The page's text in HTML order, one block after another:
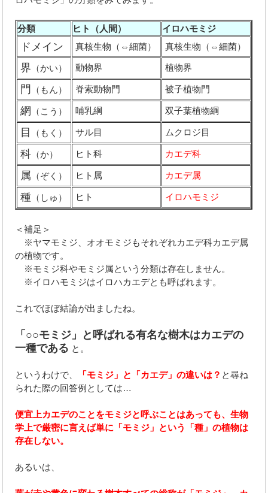
分類 ヒト（人間） イロハモミジ
ドメイン 真核生物（⇔細菌） 真核生物（⇔細菌）
界 （かい） 動物界 植物界
門 （もん） 脊索動物門 被子植物門
網 （こう） 哺乳綱 双子葉植物綱
目 （もく） サル目 ムクロジ目
科 （か） ヒト科 カエデ科
属 （ぞく） ヒト属 カエデ属
種 （しゅ） ヒト イロハモミジ
＜補足＞
※ヤマモミジ、オオモミジもそれぞれカエデ科カエデ属
の植物です。
※モミジ科やモミジ属という分類は存在しません。
※イロハモミジはイロハカエデとも呼ばれます。
これでほぼ結論が出ましたね。
「○○モミジ」と呼ばれる有名な樹木はカエデの
一種である と。
というわけで、 「モミジ」と「カエデ」の違いは？ と尋ね
られた際の回答例としては…
便宜上カエデのことをモミジと呼ぶことはあっても、生物
学上で厳密に言えば単に「モミジ」という「種」の植物は
存在しない。
あるいは、